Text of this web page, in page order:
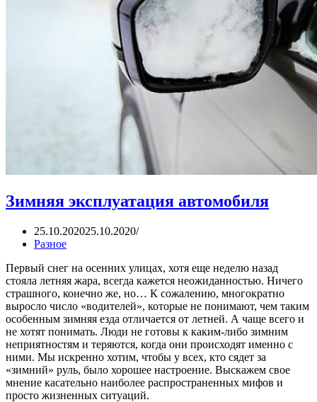
Зимняя эксплуатация автомобиля
25.10.202025.10.2020
Разное
Первый снег на осенних улицах, хотя еще неделю назад
стояла летняя жара, всегда кажется неожиданностью. Ничего
страшного, конечно же, но… К сожалению, многократно
выросло число «водителей», которые не понимают, чем таким
особенным зимняя езда отличается от летней. А чаще всего и
не хотят понимать. Люди не готовы к каким-либо зимним
неприятностям и теряются, когда они происходят именно с
ними. Мы искренно хотим, чтобы у всех, кто сядет за
«зимний» руль, было хорошее настроение. Выскажем свое
мнение касательно наиболее распространенных мифов и
просто жизненных ситуаций.